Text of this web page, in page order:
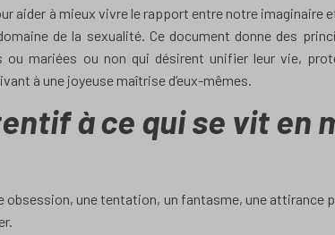
aider à mieux vivre le rapport entre notre imaginaire
de la sexualité. Ce document donne des
ou mariées ou non qui désirent unifier leur vie,
à une joyeuse maîtrise d’eux-mêmes.
à ce qui se vit en
obsession, une tentation, un fantasme, une attirance